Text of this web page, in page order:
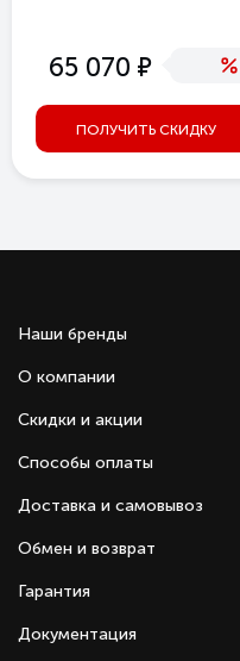
65 070 е
ПОЛУЧИТЬ СКИДКУ
Наши бренды
О компании
Скидки и акции
Способы оплаты
Доставка и самовывоз
Обмен и возврат
Гарантия
Документация